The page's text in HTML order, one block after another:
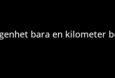
bara en kilometer